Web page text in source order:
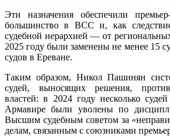
Эти назначения обеспечили
большинство в ВСС и, как
судебной иерархией — от
2025 году были заменены не менее 15
судов в Ереване.
Таким образом, Никол Пашинян
судей, выносящих решения,
властей: в 2024 году несколько
Армавире были уволены по
Высшим судебным советом за
делам, связанным с союзниками